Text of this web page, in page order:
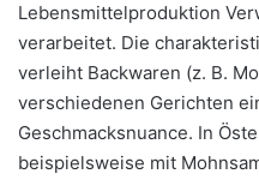
Lebensmittelproduktion
verarbeitet. Die
verleiht Backwaren (z. B.
verschiedenen Gerichten
Geschmacksnuance. In
beispielsweise mit